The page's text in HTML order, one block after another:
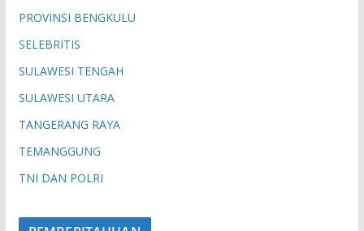
PROVINSI BENGKULU
SELEBRITIS
SULAWESI TENGAH
SULAWESI UTARA
TANGERANG RAYA
TEMANGGUNG
TNI DAN POLRI